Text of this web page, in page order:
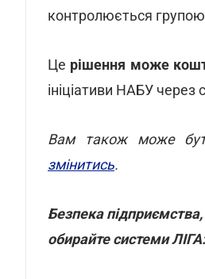
контролюється
Це рішення може
ініціативи НАБУ через
Вам також може
змінитись.
Безпека
обирайте системи